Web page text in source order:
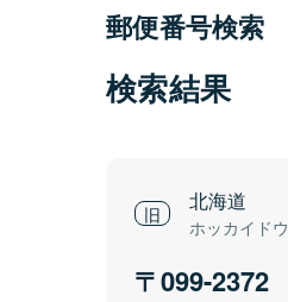
郵便番号検索
検索結果
北海道
ホッカイドウ
099-2372